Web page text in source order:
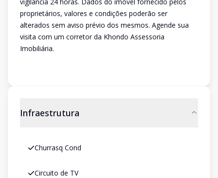
proprietários, valores e condições poderão ser
alterados sem aviso prévio dos mesmos. Agende sua
visita com um corretor da Khondo Assessoria
Imobiliária.
Infraestrutura
Churrasq Cond
Circuito de TV